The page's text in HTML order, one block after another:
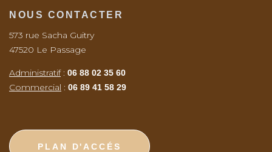
NOUS CONTACTER
573 rue Sacha Guitry
47520 Le Passage
Administratif: 06 88 02 35 60
Commercial : 06 89 41 58 29
PLAN D'ACCÉS